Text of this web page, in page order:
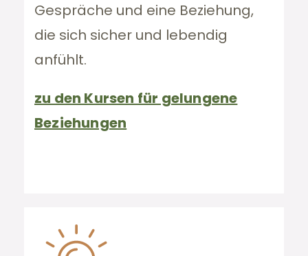
Gespräche und eine Beziehung,
die sich sicher und lebendig
anfühlt.
zu den Kursen für gelungene
Beziehungen